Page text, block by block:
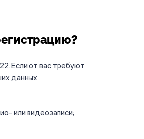
Если от вас требуют
данных:
или видеозаписи;